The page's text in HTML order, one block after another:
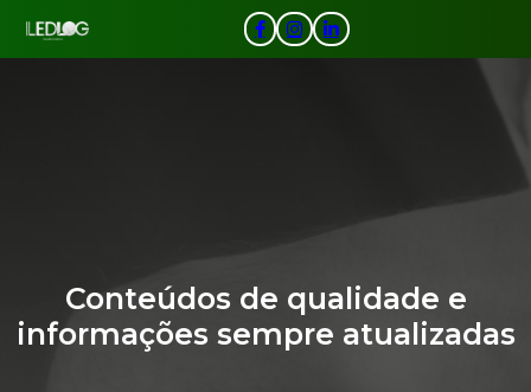
Conteúdos de qualidade e
informações sempre atualizadas